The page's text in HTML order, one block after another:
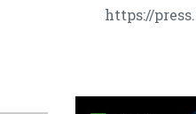
https://